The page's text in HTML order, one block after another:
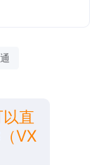
直
VX